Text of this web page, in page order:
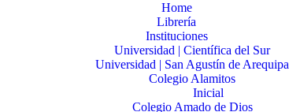
Home
Librería
Instituciones
Universidad | Científica del Sur
Universidad | San Agustín de Arequipa
Colegio Alamitos
Inicial
Colegio Amado de Dios